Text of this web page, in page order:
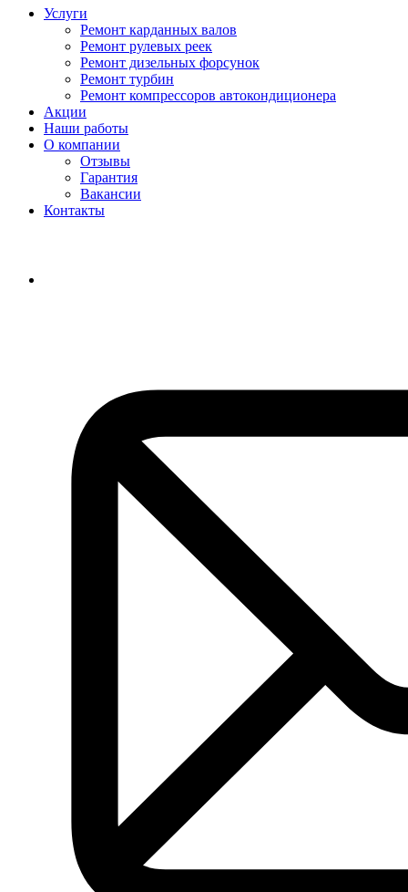
Услуги
Ремонт карданных валов
Ремонт рулевых реек
Ремонт дизельных форсунок
Ремонт турбин
Ремонт компрессоров автокондиционера
Акции
Наши работы
О компании
Отзывы
Гарантия
Вакансии
Контакты